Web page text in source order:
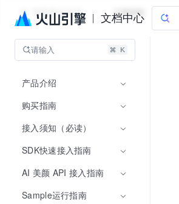
文档中心
智能美化特效 文档指南
请输入
产品介绍
购买指南
接入须知（必读）
SDK快速接入指南
AI 美颜 API 接入指南
Sample运行指南